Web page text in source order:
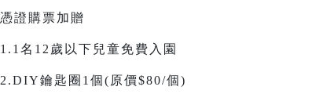
憑證購票加贈
1.1名12歲以下兒童免費入園
2.DIY鑰匙圈1個(原價$80/個)